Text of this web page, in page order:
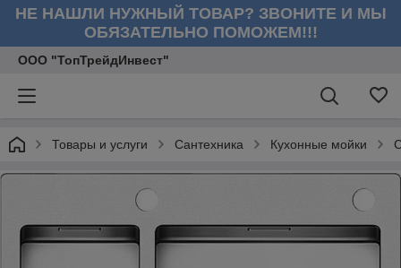
НЕ НАШЛИ НУЖНЫЙ ТОВАР? ЗВОНИТЕ И МЫ
ОБЯЗАТЕЛЬНО ПОМОЖЕМ!!!
ООО "ТопТрейдИнвест"
Товары и услуги Сантехника Кухонные мойки